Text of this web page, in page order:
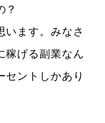
？
います。みなさ
稼げる副業なん
セントしかあり